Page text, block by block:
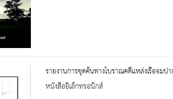
รายงานการขุดค้นทางโบราณคดีแหล่งเรือจ
หนังสืออิเล็กทรอนิกส์